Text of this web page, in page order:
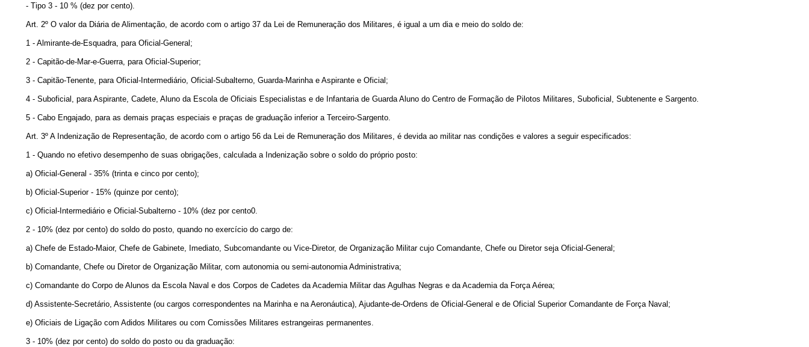
- Tipo 3 - 10 % (dez por cento).
Art. 2º O valor da Diária de Alimentação, de acordo com o artigo 37 da Lei de Remuneração dos Militares, é igual a um dia e meio do soldo de:
1 - Almirante-de-Esquadra, para Oficial-General;
2 - Capitão-de-Mar-e-Guerra, para Oficial-Superior;
3 - Capitão-Tenente, para Oficial-Intermediário, Oficial-Subalterno, Guarda-Marinha e Aspirante e Oficial;
4 - Suboficial, para Aspirante, Cadete, Aluno da Escola de Oficiais Especialistas e de Infantaria de Guarda Aluno do Centro de Formação de Pilotos Militares, Suboficial, Subtenente e Sargento.
5 - Cabo Engajado, para as demais praças especiais e praças de graduação inferior a Terceiro-Sargento.
Art. 3º A Indenização de Representação, de acordo com o artigo 56 da Lei de Remuneração dos Militares, é devida ao militar nas condições e valores a seguir especificados:
1 - Quando no efetivo desempenho de suas obrigações, calculada a Indenização sobre o soldo do próprio posto:
a) Oficial-General - 35% (trinta e cinco por cento);
b) Oficial-Superior - 15% (quinze por cento);
c) Oficial-Intermediário e Oficial-Subalterno - 10% (dez por cento0.
2 - 10% (dez por cento) do soldo do posto, quando no exercício do cargo de:
a) Chefe de Estado-Maior, Chefe de Gabinete, Imediato, Subcomandante ou Vice-Diretor, de Organização Militar cujo Comandante, Chefe ou Diretor seja Oficial-General;
b) Comandante, Chefe ou Diretor de Organização Militar, com autonomia ou semi-autonomia Administrativa;
c) Comandante do Corpo de Alunos da Escola Naval e dos Corpos de Cadetes da Academia Militar das Agulhas Negras e da Academia da Força Aérea;
d) Assistente-Secretário, Assistente (ou cargos correspondentes na Marinha e na Aeronáutica), Ajudante-de-Ordens de Oficial-General e de Oficial Superior Comandante de Força Naval;
e) Oficiais de Ligação com Adidos Militares ou com Comissões Militares estrangeiras permanentes.
3 - 10% (dez por cento) do soldo do posto ou da graduação: